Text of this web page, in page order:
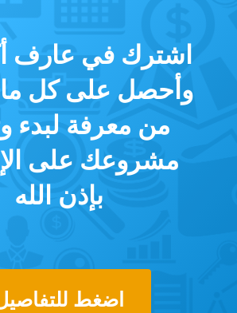
اشترك في عارف
وأحصل على كل ما
من معرفة لبدء
مشروعك على
بإذن الله
اضغط